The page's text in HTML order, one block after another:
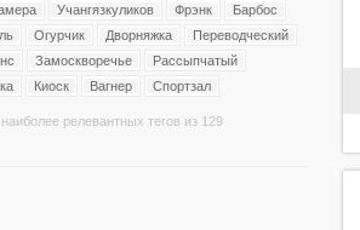
Учангязкуликов Фрэнк
Барбос
Огурчик Дворняжка
Переводческий
Замоскворечье
Рассыпчатый
Киоск Вагнер Спортзал
релевантных тегов из 129